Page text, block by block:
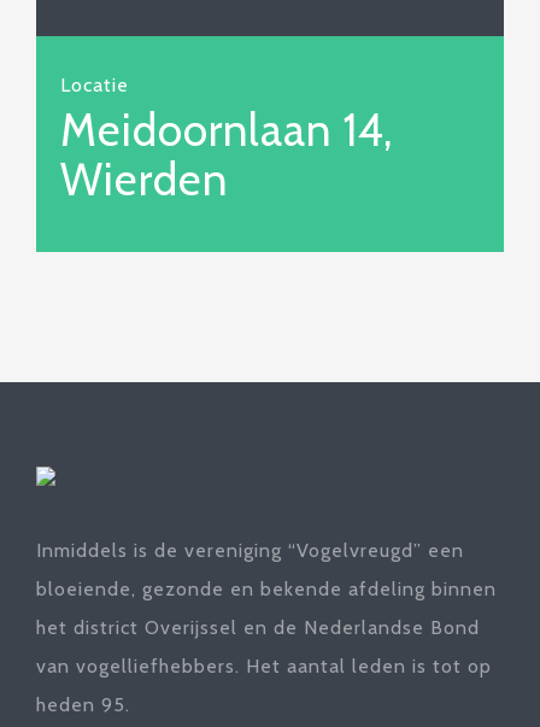
Locatie
Meidoornlaan 14,
Wierden
Inmiddels is de vereniging “Vogelvreugd” een
bloeiende, gezonde en bekende afdeling binnen
het district Overijssel en de Nederlandse Bond
van vogelliefhebbers. Het aantal leden is tot op
heden 95.